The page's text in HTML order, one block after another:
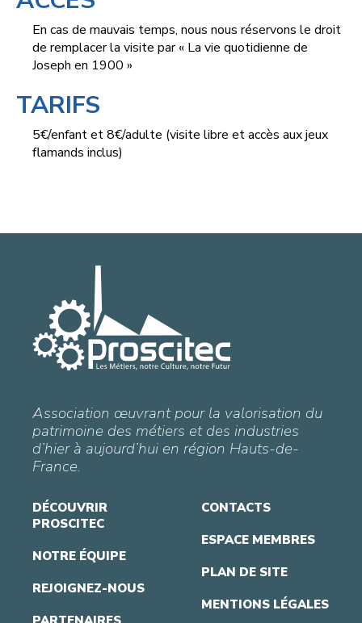
En cas de mauvais temps, nous nous réservons le droit
de remplacer la visite par « La vie quotidienne de
Joseph en 1900 »
TARIFS
5€/enfant et 8€/adulte (visite libre et accès aux jeux
flamands inclus)
Association œuvrant pour la valorisation du
patrimoine des métiers et des industries
d’hier à aujourd’hui en région Hauts-de-
France.
DÉCOUVRIR
PROSCITEC
NOTRE ÉQUIPE
REJOIGNEZ-NOUS
CONTACTS
ESPACE MEMBRES
PLAN DE SITE
MENTIONS LÉGALES